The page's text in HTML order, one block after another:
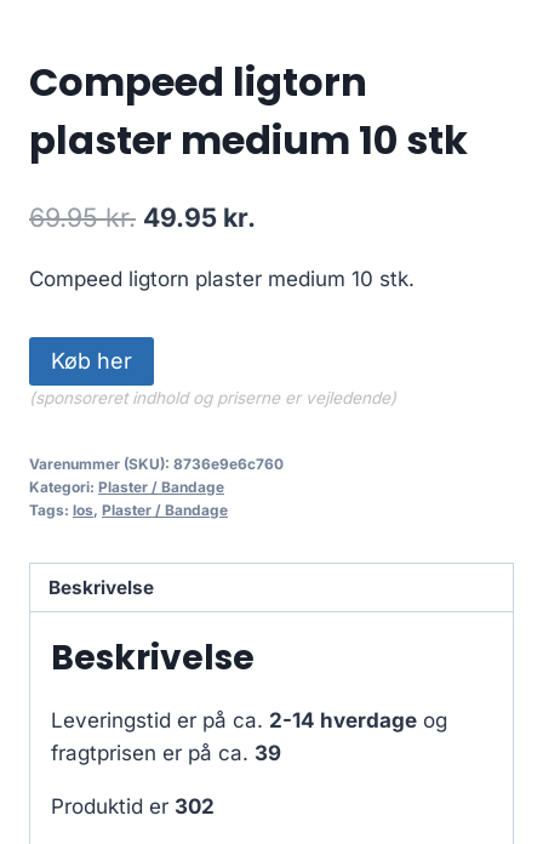
Compeed ligtorn
plaster medium 10 stk
69.95kr. Den
pris
var:
69.95 kr..
49.95 kr.
pris
Compeed ligtorn plaster medium 10 stk.
Køb her
(sponsoreret indhold og priserne er vejledende)
Varenummer (SKU): 8736e9e6c760
Kategori: Plaster / Bandage
Tags: los, Plaster / Bandage
Beskrivelse
Beskrivelse
Leveringstid er på ca. 2-14 hverdage og
fragtprisen er på ca. 39
Produktid er 302